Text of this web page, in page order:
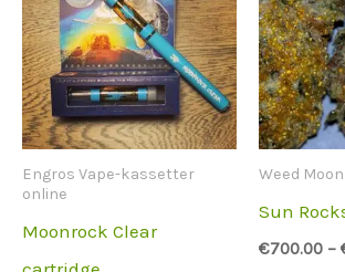
Engros Vape-kassetter
online
Moonrock Clear
Weed
Sun
€700.00 –